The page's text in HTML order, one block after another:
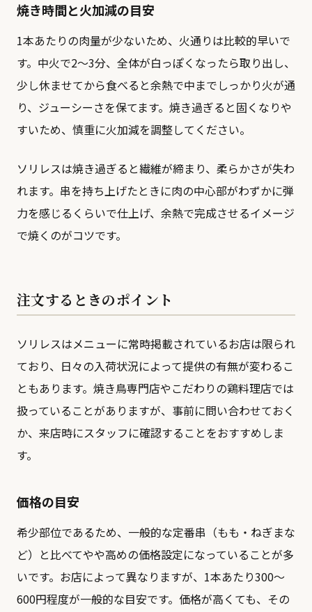
焼き時間と火加減の目安
1本あたりの肉量が少ないため、火通りは比較的早いで
す。中火で2〜3分、全体が白っぽくなったら取り出し、
少し休ませてから食べると余熱で中までしっかり火が通
り、ジューシーさを保てます。焼き過ぎると固くなりや
すいため、慎重に火加減を調整してください。
ソリレスは焼き過ぎると繊維が締まり、柔らかさが失わ
れます。串を持ち上げたときに肉の中心部がわずかに弾
力を感じるくらいで仕上げ、余熱で完成させるイメージ
で焼くのがコツです。
注文するときのポイント
ソリレスはメニューに常時掲載されているお店は限られ
ており、日々の入荷状況によって提供の有無が変わるこ
ともあります。焼き鳥専門店やこだわりの鶏料理店では
扱っていることがありますが、事前に問い合わせておく
か、来店時にスタッフに確認することをおすすめしま
す。
価格の目安
希少部位であるため、一般的な定番串（もも・ねぎまな
ど）と比べてやや高めの価格設定になっていることが多
いです。お店によって異なりますが、1本あたり300〜
600円程度が一般的な目安です。価格が高くても、その